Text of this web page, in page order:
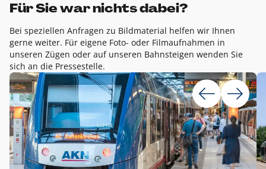
Für Sie war nichts dabei?
Bei speziellen Anfragen zu Bildmaterial helfen wir Ihnen
gerne weiter. Für eigene Foto- oder Filmaufnahmen in
unseren Zügen oder auf unseren Bahnsteigen wenden Sie
sich an die Pressestelle.